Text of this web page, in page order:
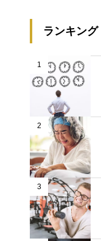
ランキング
1
2
3